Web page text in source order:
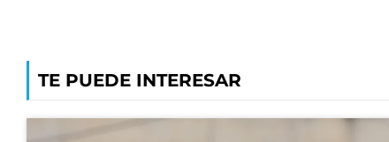
TE PUEDE INTERESAR